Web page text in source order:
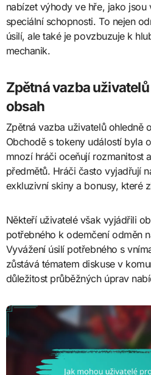
nabízet výhody ve hře, jako jsou
speciální schopnosti. To nejen
úsilí, ale také je povzbuzuje k
mechanik.
Zpětná vazba
obsah
Zpětná vazba uživatelů ohledně
Obchodě s tokeny událostí byla
mnozí hráči oceňují rozmanitost
předmětů. Hráči často vyjadřují
exkluzivní skiny a bonusy, které
Někteří uživatelé však vyjádřili
potřebného k odemčení odměn
Vyvážení úsilí potřebného s
zůstává tématem diskuse v
důležitost průběžných úprav